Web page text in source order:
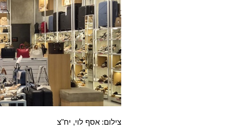
צילום: אסף לוי, יח"צ